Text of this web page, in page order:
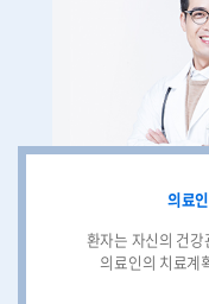
의료
환자는 자신의 건
의료인의 치료계